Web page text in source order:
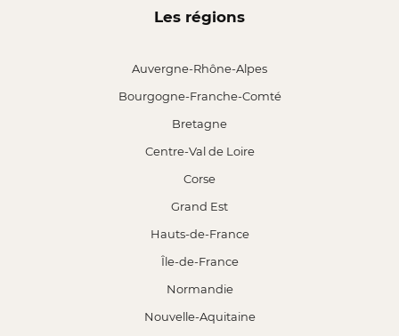
Les régions
Auvergne-Rhône-Alpes
Bourgogne-Franche-Comté
Bretagne
Centre-Val de Loire
Corse
Grand Est
Hauts-de-France
Île-de-France
Normandie
Nouvelle-Aquitaine